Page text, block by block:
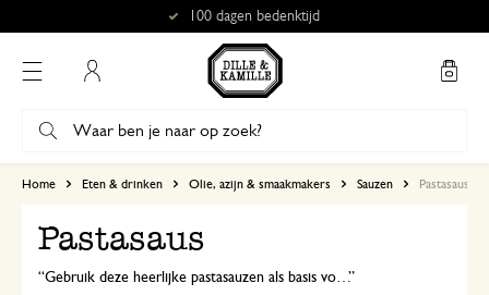
100 dagen bedenktijd
Home Eten & drinken Olie, azijn & smaakmakers Sauzen Pastasaus
Pastasaus
Gebruik deze heerlijke pastasauzen als basis voor je bolognesesaus of pizza. De biologische salsa di pomodori is gemaakt van de beste Italiaanse tomaten en de gedroogde pastasaus-mix is heerlijk door spaghetti of andere pasta. Bekijk ook de verschillende pastasoorten van Dille & Kamille.